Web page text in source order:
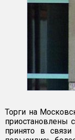
Торги на
приостановлены
принято в